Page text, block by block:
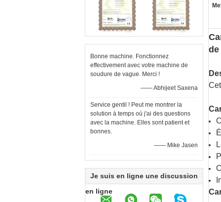
Bonne machine. Fonctionnez
effectivement avec votre machine de
soudure de vague. Merci !
—— Abhijeet Saxena
Service gentil ! Peut me montrer la
solution à temps où j'ai des questions
avec la machine. Elles sont patient et
bonnes.
—— Mike Jasen
Je suis en ligne une discussion
en ligne
de